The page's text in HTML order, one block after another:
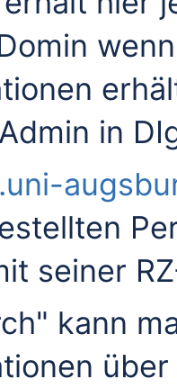
in
seiner
kann